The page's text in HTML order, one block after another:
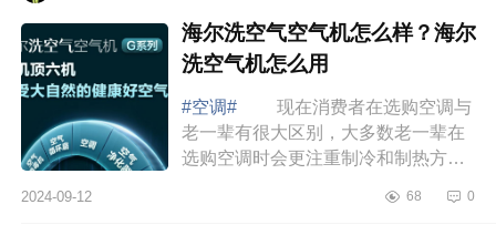
海尔洗空气空气机怎么样？海尔
洗空气机怎么用
#空调#
现在消费者在选购空调与
老一辈有很大区别，大多数老一辈在
选购空调时会更注重制冷和制热方面
群体则更注重空调的综合素质，比如
2024-09-12 68 0